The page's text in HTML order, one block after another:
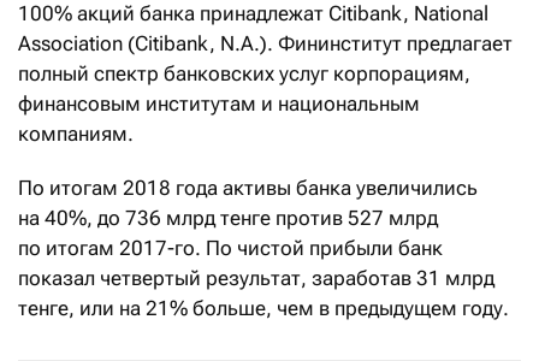
100% акций банка принадлежат Citibank, National
Association (Citibank, N.A.). Фининститут предлагает
полный спектр банковских услуг корпорациям,
финансовым институтам и национальным
компаниям.
По итогам 2018 года активы банка увеличились
на 40%, до 736 млрд тенге против 527 млрд
по итогам 2017-го. По чистой прибыли банк
показал четвертый результат, заработав 31 млрд
тенге, или на 21% больше, чем в предыдущем году.